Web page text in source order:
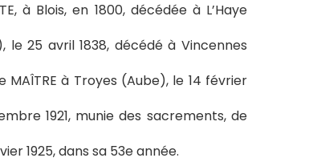
à Blois, en 1800, décédée à L’Haye
le 25 avril 1838, décédé à Vincennes
MAÎTRE à Troyes (Aube), le 14 février
1921, munie des sacrements, de
1925, dans sa 53e année.